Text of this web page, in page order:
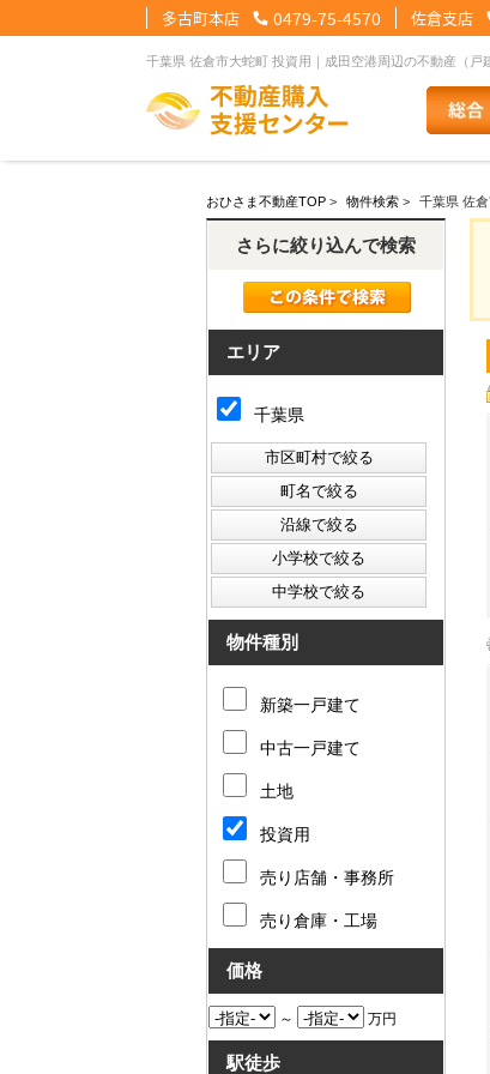
千葉県 佐倉市大蛇町 投資用｜成田空港周辺の不動産（戸
多古町本店 0479-75-4570 佐倉支店
【住宅ローンメニュー】
住宅ローンに強い理由
【会社情報メニュー】
会社概要 スタッフ紹介
その他の事業紹介 健康経営優
【お問合せメニュー】
メール問合せ LINE問合せ
おひさま不動産TOP > 物件検索 > 千葉県 佐
さらに絞り込んで検索
エリア
千葉県
物件種別
新築一戸建て
中古一戸建て
土地
投資用
売り店舗・事務所
売り倉庫・工場
価格
～ 万円
駅徒歩